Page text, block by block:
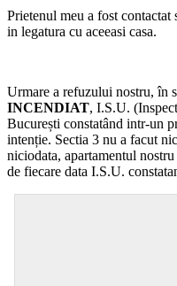
Prietenul meu a fost
in legatura cu aceeasi casa.
Urmare a refuzului nostru, în
INCENDIAT, I.S.U.
București constatând intr-un
intenție. Sectia 3 nu a facut
niciodata, apartamentul
de fiecare data I.S.U.